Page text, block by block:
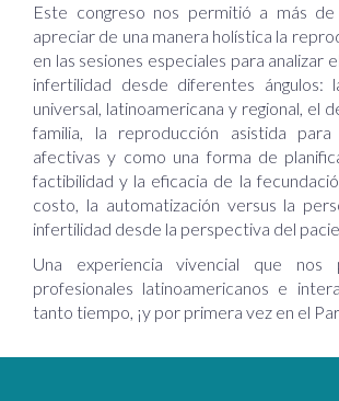
Este congreso nos permitió a más
apreciar de una manera holística la
en las sesiones especiales para analizar
infertilidad desde diferentes ángulos:
universal, latinoamericana y regional, el
familia, la reproducción asistida
afectivas y como una forma de
factibilidad y la eficacia de la
costo, la automatización versus la
infertilidad desde la perspectiva del
Una experiencia vivencial que
profesionales latinoamericanos e
tanto tiempo, ¡y por primera vez en el